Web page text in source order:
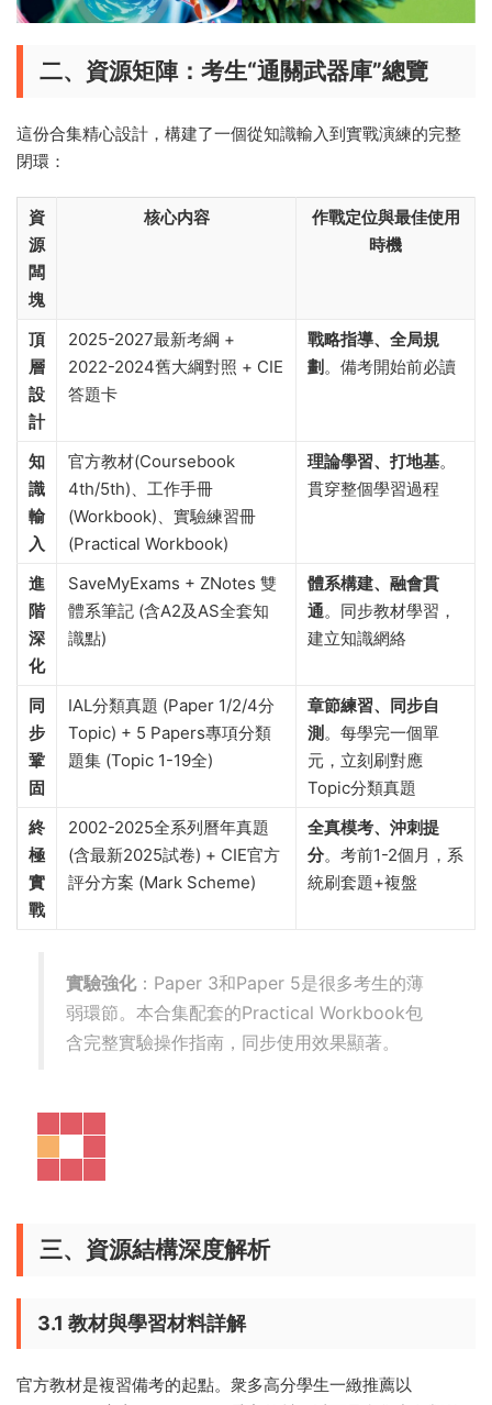
二、資源矩陣：考生“通關武器庫”總覽
這份合集精心設計，構建了一個從知識輸入到實戰演練的完整
閉環：
資
源
闆
塊
核心内容
作戰定位與最佳使用
時機
頂
層
設
計
2025-2027最新考綱 +
2022-2024舊大綱對照 + CIE
答題卡
戰略指導、全局規
劃 。備考開始前必讀
知
識
輸
入
官方教材(Coursebook
4th/5th)、工作手冊
(Workbook)、實驗練習冊
(Practical Workbook)
理論學習、打地基。
貫穿整個學習過程
進
階
深
化
SaveMyExams + ZNotes 雙
體系筆記 (含A2及AS全套知
識點)
體系構建、融會貫
通。同步教材學習，
建立知識網絡
同
步
鞏
固
IAL分類真題 (Paper 1/2/4分
Topic) + 5 Papers專項分類
題集 (Topic 1-19全)
章節練習、同步自
測。每學完一個單
元，立刻刷對應
Topic分類真題
終
極
實
戰
2002-2025全系列曆年真題
(含最新2025試卷) + CIE官方
評分方案 (Mark Scheme)
全真模考、沖刺提
分。考前1-2個月，系
統刷套題+複盤
實驗強化：Paper 3和Paper 5是很多考生的薄
弱環節。本合集配套的Practical Workbook包
含完整實驗操作指南，同步使用效果顯著。